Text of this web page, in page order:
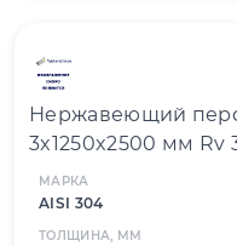
Нержавеющий
3x1250x2500 мм Rv
МАРКА
AISI 304
ТОЛЩИНА, ММ